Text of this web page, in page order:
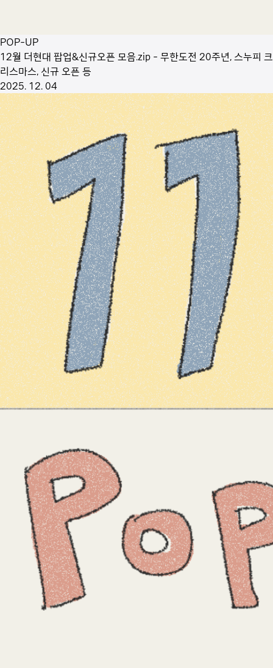
POP-UP
12월 더현대 팝업&신규오픈 모음.zip - 무한도전 20주년, 스누피 크
리스마스, 신규 오픈 등
2025. 12. 04